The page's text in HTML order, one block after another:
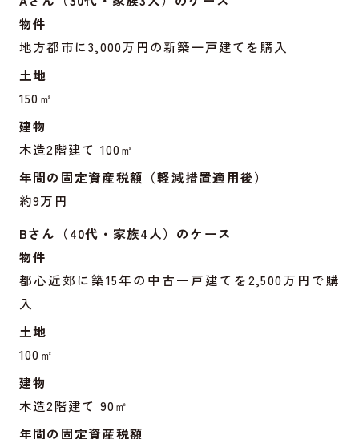
物件
地方都市に3,000万円の新築一戸建てを購入
土地
150㎡
建物
木造2階建て 100㎡
年間の固定資産税額（軽減措置適用後）
約9万円
Bさん（40代・家族4人）のケース
物件
都心近郊に築15年の中古一戸建てを2,500万円で購
入
土地
100㎡
建物
木造2階建て 90㎡
年間の固定資産税額